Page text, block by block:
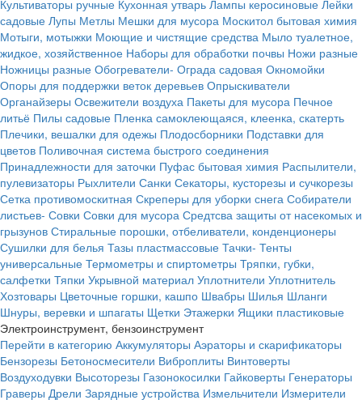
Культиваторы ручные Кухонная утварь Лампы керосиновые Лейки
садовые Лупы Метлы Мешки для мусора Москитол бытовая химия
Мотыги, мотыжки Моющие и чистящие средства Мыло туалетное,
жидкое, хозяйственное Наборы для обработки почвы Ножи разные
Ножницы разные Обогреватели- Ограда садовая Окномойки
Опоры для поддержки веток деревьев Опрыскиватели
Органайзеры Освежители воздуха Пакеты для мусора Печное
литьё Пилы садовые Пленка самоклеющаяся, клеенка, скатерть
Плечики, вешалки для одежы Плодосборники Подставки для
цветов Поливочная система быстрого соединения
Принадлежности для заточки Пуфас бытовая химия Распылители,
пулевизаторы Рыхлители Санки Секаторы, кусторезы и сучкорезы
Сетка противомоскитная Скреперы для уборки снега Собиратели
листьев- Совки Совки для мусора Средтсва защиты от насекомых и
грызунов Стиральные порошки, отбеливатели, конденционеры
Сушилки для белья Тазы пластмассовые Тачки- Тенты
универсальные Термометры и спиртометры Тряпки, губки,
салфетки Тяпки Укрывной материал Уплотнители Уплотнитель
Хозтовары Цветочные горшки, кашпо Швабры Шилья Шланги
Шнуры, веревки и шпагаты Щетки Этажерки Ящики пластиковые
Электроинструмент, бензоинструмент
Перейти в категорию Аккумуляторы Аэраторы и скарификаторы
Бензорезы Бетоносмесители Виброплиты Винтоверты
Воздуходувки Высоторезы Газонокосилки Гайковерты Генераторы
Граверы Дрели Зарядные устройства Измельчители Измерители